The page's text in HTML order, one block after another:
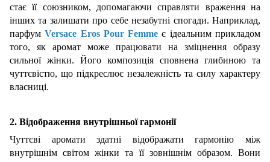
стає її союзником, допомагаючи справляти враження на
інших та залишати про себе незабутні спогади. Наприклад,
парфумVersace Eros Pour Femme є ідеальним прикладом
того, як аромат може працювати на зміцнення образу
сильної жінки. Його композиція сповнена глибиною та
чуттєвістю, що підкреслює незалежність та силу характеру
власниці.
2. Відображення внутрішньої гармонії
Чуттєві аромати здатні відображати гармонію між
внутрішнім світом жінки та її зовнішнім образом. Вони